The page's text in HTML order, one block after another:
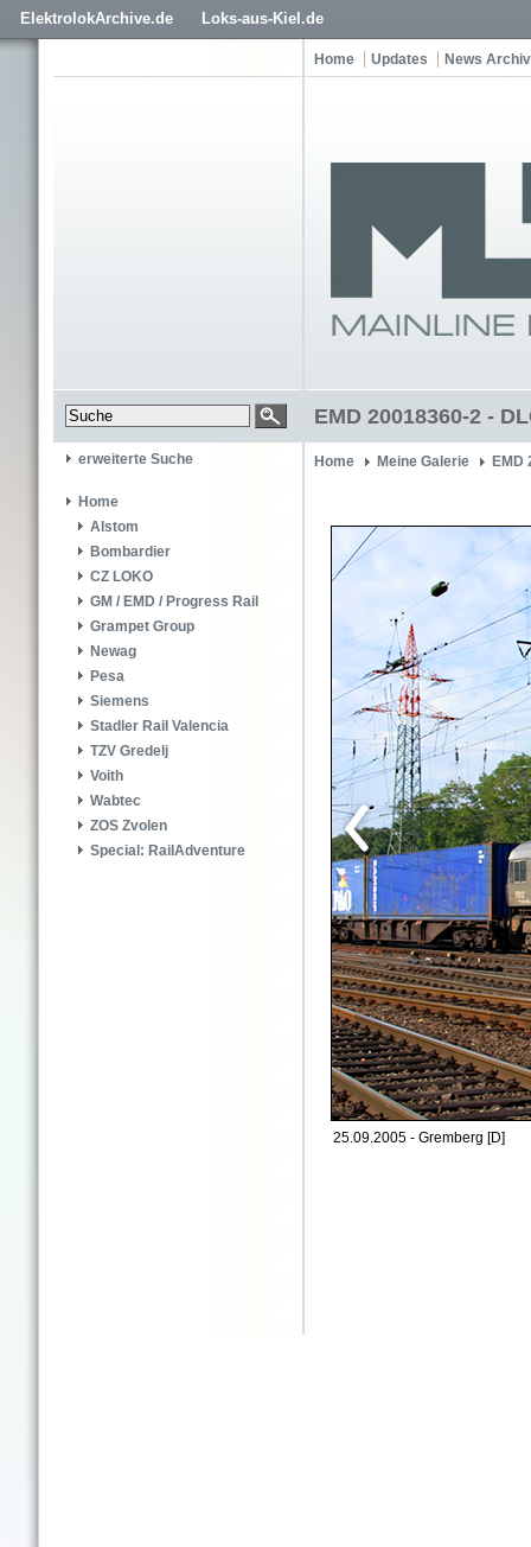
ElektrolokArchive.de Loks-aus-Kiel.de
Home Updates News Archiv
EMD 20018360-2 -
erweiterte Suche
Home
Alstom
Bombardier
CZ LOKO
GM / EMD / Progress Rail
Grampet Group
Newag
Pesa
Siemens
Stadler Rail Valencia
TZV Gredelj
Voith
Wabtec
ZOS Zvolen
Special: RailAdventure
Home Meine Galerie EMD
25.09.2005 - Gremberg [D]